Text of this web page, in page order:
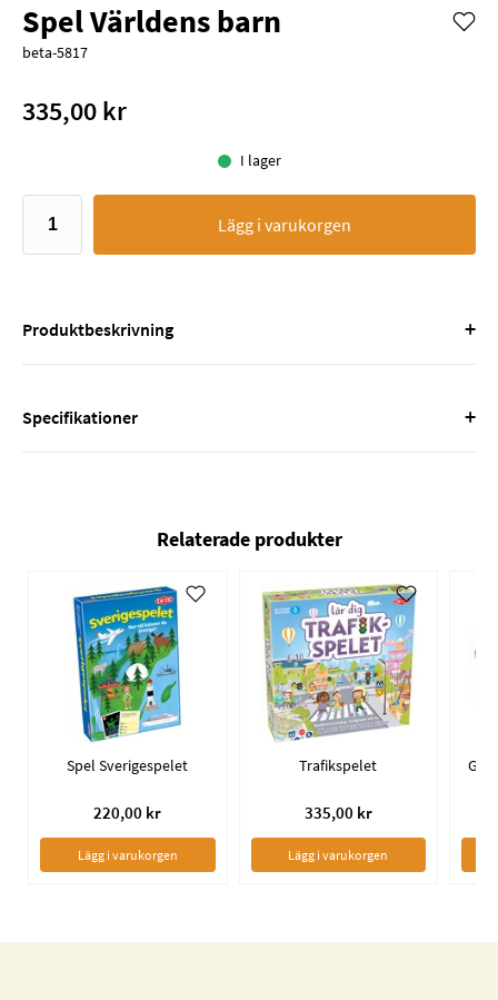
Spel Världens barn
beta-5817
335,00 kr
I lager
Lägg i varukorgen
Produktbeskrivning +
Specifikationer +
Relaterade produkter
Spel Sverigespelet
220,00 kr
Lägg i varukorgen
Trafikspelet
335,00 kr
Lägg i varukorgen